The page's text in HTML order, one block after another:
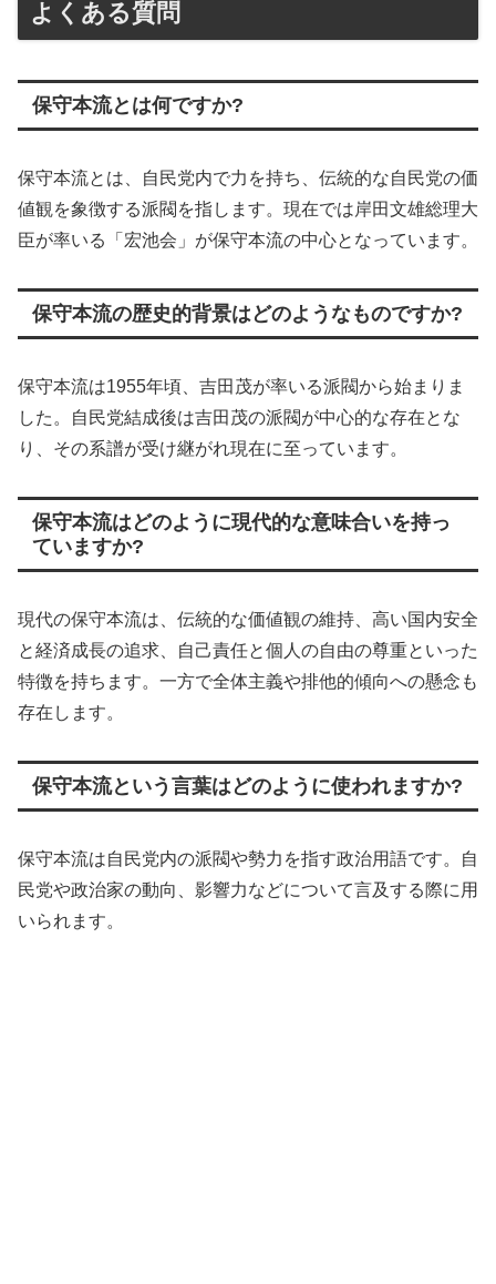
よくある質問
保守本流とは何ですか?
保守本流とは、自民党内で力を持ち、伝統的な自民党の価
値観を象徴する派閥を指します。現在では岸田文雄総理大
臣が率いる「宏池会」が保守本流の中心となっています。
保守本流の歴史的背景はどのようなものですか?
保守本流は1955年頃、吉田茂が率いる派閥から始まりま
した。自民党結成後は吉田茂の派閥が中心的な存在とな
り、その系譜が受け継がれ現在に至っています。
保守本流はどのように現代的な意味合いを持っ
ていますか?
現代の保守本流は、伝統的な価値観の維持、高い国内安全
と経済成長の追求、自己責任と個人の自由の尊重といった
特徴を持ちます。一方で全体主義や排他的傾向への懸念も
存在します。
保守本流という言葉はどのように使われますか?
保守本流は自民党内の派閥や勢力を指す政治用語です。自
民党や政治家の動向、影響力などについて言及する際に用
いられます。